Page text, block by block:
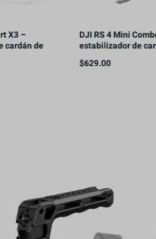
DJI RS 4 Mini Combo,
estabilizador de cardán,
bloqueo automático de ejes,
seguimiento inteligente,